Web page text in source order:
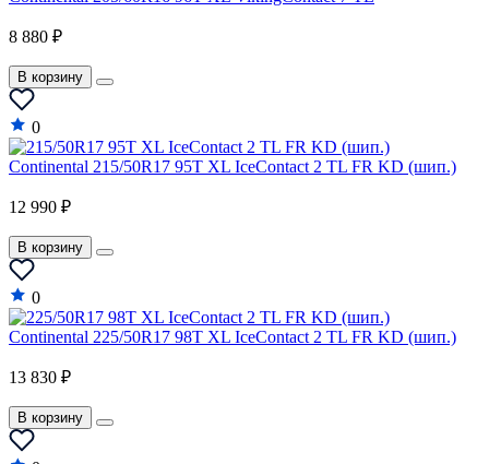
8 880 ₽
В корзину
0
Continental 215/50R17 95T XL IceContact 2 TL FR KD (шип.)
12 990 ₽
В корзину
0
Continental 225/50R17 98T XL IceContact 2 TL FR KD (шип.)
13 830 ₽
В корзину